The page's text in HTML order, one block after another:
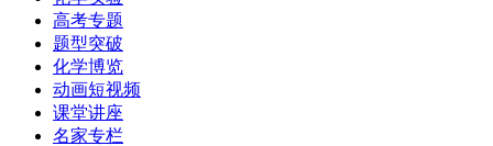
高考专题
题型突破
化学博览
动画短视频
课堂讲座
名家专栏